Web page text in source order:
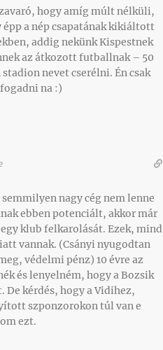
hogy amíg múlt nélküli,
a nép csapatának kikiáltott
addig nekünk Kispestnek
az átkozott futballnak – 50
nevet cserélni. Én csak
na :)
nagy cég nem lenne
ebben potenciált, akkor már
klub felkarolását. Ezek, mind
vannak. (Csányi nyugodtan
védelmi pénz) 10 évre az
és lenyelném, hogy a Bozsik
kérdés, hogy a Vidihez,
szponzorokon túl van e
ezt.